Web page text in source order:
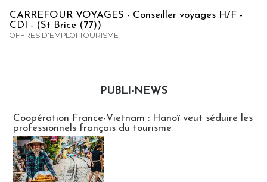
CARREFOUR VOYAGES - Conseiller voyages H/F -
CDI - (St Brice (77))
OFFRES D'EMPLOI TOURISME
PUBLI-NEWS
Coopération France-Vietnam : Hanoï veut séduire les
professionnels français du tourisme